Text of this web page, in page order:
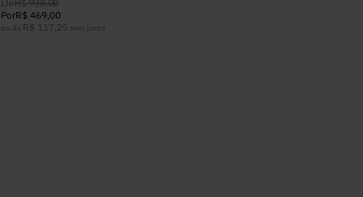
DeR$ 938,00
PorR$ 469,00
ou 4 x R$ 117,25 sem juros